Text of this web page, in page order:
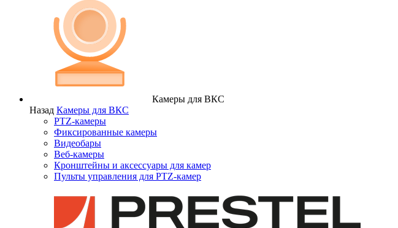
Камеры для ВКС
Назад Камеры для ВКС
PTZ-камеры
Фиксированные камеры
Видеобары
Веб-камеры
Кронштейны и аксессуары для камер
Пульты управления для PTZ-камер